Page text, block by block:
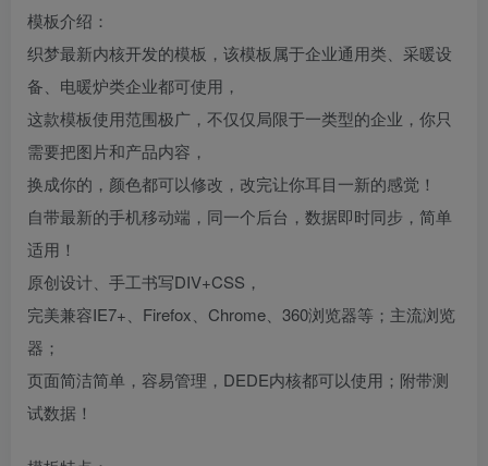
模板介绍：
织梦最新内核开发的模板，该模板属于企业通用类、采暖设
备、电暖炉类企业都可使用，
这款模板使用范围极广，不仅仅局限于一类型的企业，你只
需要把图片和产品内容，
换成你的，颜色都可以修改，改完让你耳目一新的感觉！
自带最新的手机移动端，同一个后台，数据即时同步，简单
适用！
原创设计、手工书写DIV+CSS，
完美兼容IE7+、Firefox、Chrome、360浏览器等；主流浏览
器；
页面简洁简单，容易管理，DEDE内核都可以使用；附带测
试数据！